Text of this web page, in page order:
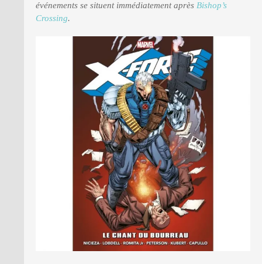
événements se situent immédiatement après Bishop’s
Crossing.